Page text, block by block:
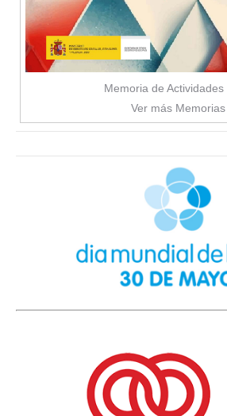
Memoria de Actividades
Ver más Memorias